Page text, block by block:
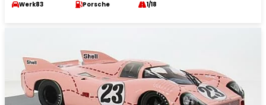
Werk83 Porsche 1/18